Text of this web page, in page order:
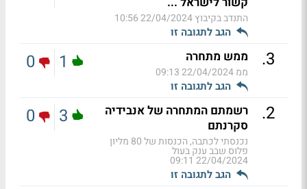
התנדב בקיבוץ22/04/2024 10:56
הגב לתגובה זו
3
. ממש מתחרה
ממ22/04/2024 09:13
הגב לתגובה זו
1
0
2
.
רשמתם המתחרה של אנבידיה
סקרנתם
נכנסתי לכתבה, הכנסות של 80 מליון
פלוס שבב ענק בעול
22/04/2024 09:11
הגב לתגובה זו
3
0